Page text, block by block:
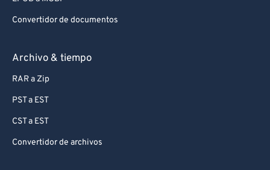
Convertidor de documentos
Archivo & tiempo
RAR a Zip
PST a EST
CST a EST
Convertidor de archivos